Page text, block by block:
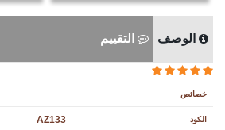
الوصف التقييم
خصائص
الكود AZ133